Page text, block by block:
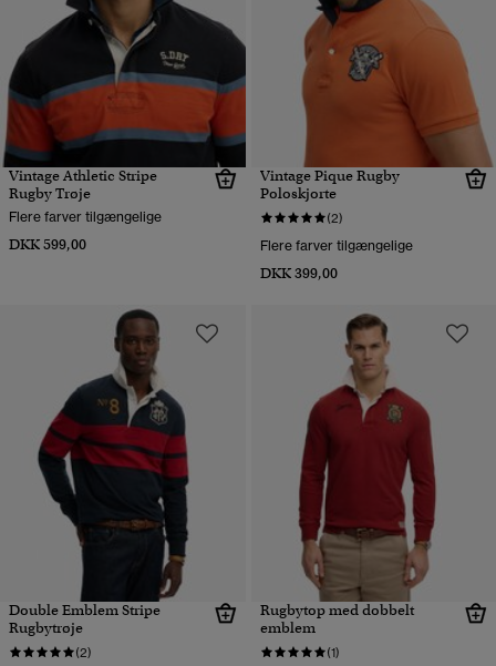
Vintage Athletic Stripe
Rugby Trøje
Flere farver tilgængelige
DKK 599,00
Vintage Pique Rugby
Poloskjorte
(2)
Flere farver tilgængelige
DKK 399,00
Double Emblem Stripe
Rugbytrøje
(2)
Rugbytop med dobbelt
emblem
(1)